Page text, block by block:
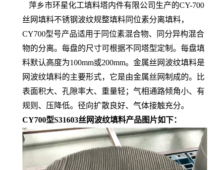
萍乡市环星化工填料塔内件有限公司生产的CY-700
丝网填料不锈钢波纹规整填料同位素分离填料，
CY700型号产品适用于同位素混合物、同分异构混合
物的分离。每盘的尺寸可根据不同塔型定制。每盘填
料默认高度为100mm或200mm。金属丝网波纹填料是
网波纹填料的主要形式，它是由金属丝网制成的。比
表面积大、孔隙率大、重量轻；气相通路倾角小、有
规则、压降低。径向扩散良好、气体接触充分。
CY700型S31603丝网波纹填料产品图片如下：